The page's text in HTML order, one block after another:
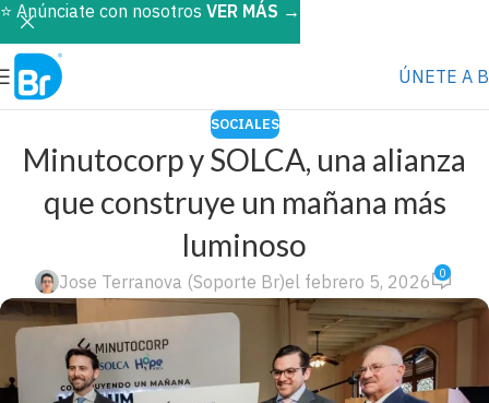
ÚNETE A
SOCIALES
Minutocorp y SOLCA, una alianza
que construye un mañana más
luminoso
Jose Terranova (Soporte Br)el febrero 5, 2026 0
⭐️ Anúnciate con nosotros VER MÁS →